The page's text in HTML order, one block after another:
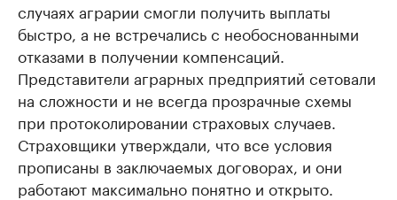
случаях аграрии смогли получить выплаты
быстро, а не встречались с необоснованными
отказами в получении компенсаций.
Представители аграрных предприятий сетовали
на сложности и не всегда прозрачные схемы
при протоколировании страховых случаев.
Страховщики утверждали, что все условия
прописаны в заключаемых договорах, и они
работают максимально понятно и открыто.